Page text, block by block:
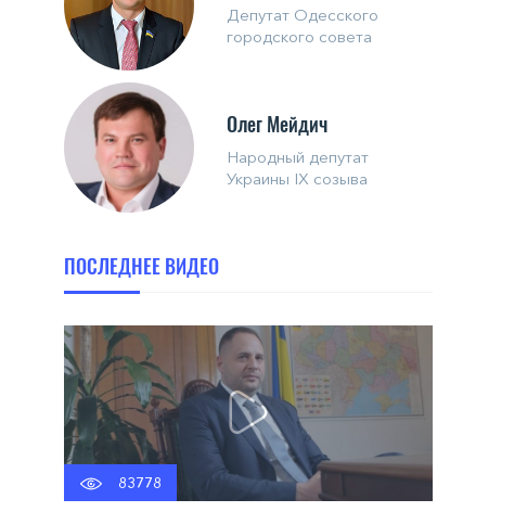
Депутат Одесского
городского совета
Олег Мейдич
Народный депутат
Украины IX созыва
ПОСЛЕДНЕЕ ВИДЕО
83778